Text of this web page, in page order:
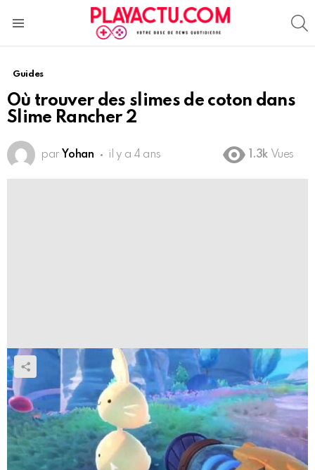
Guides
Où trouver des slimes de coton dans
Slime Rancher 2
par Yohan il y a 4 ans 1.3k Vues